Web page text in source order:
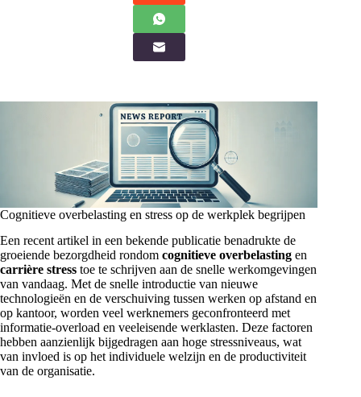
Cognitieve overbelasting en stress op de werkplek begrijpen
Een recent artikel in een bekende publicatie benadrukte de
groeiende bezorgdheid rondom cognitieve overbelasting en
carrière stress toe te schrijven aan de snelle werkomgevingen
van vandaag. Met de snelle introductie van nieuwe
technologieën en de verschuiving tussen werken op afstand en
op kantoor, worden veel werknemers geconfronteerd met
informatie-overload en veeleisende werklasten. Deze factoren
hebben aanzienlijk bijgedragen aan hoge stressniveaus, wat
van invloed is op het individuele welzijn en de productiviteit
van de organisatie.